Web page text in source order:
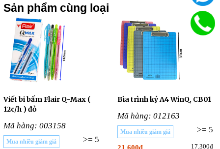
Sản phẩm cùng loại
Viết bi bấm Flair Q-Max (
12c/h ) đỏ
Mã hàng: 003158
>= 5
Mua nhiều giảm giá
Bìa trình ký A4 WinQ, CB01
Mã hàng: 012163
>= 5
Mua nhiều giảm giá
17.300₫